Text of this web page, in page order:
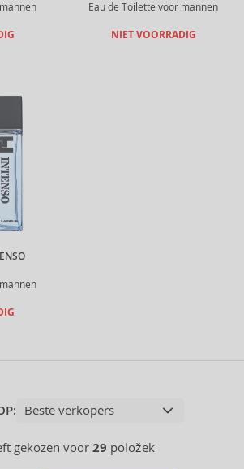
Eau de Toilette voor mannen
NIET VOORRADIG
gekozen voor 29 položek